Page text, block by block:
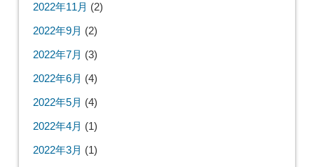
2022年11月 (2)
2022年9月 (2)
2022年7月 (3)
2022年6月 (4)
2022年5月 (4)
2022年4月 (1)
2022年3月 (1)